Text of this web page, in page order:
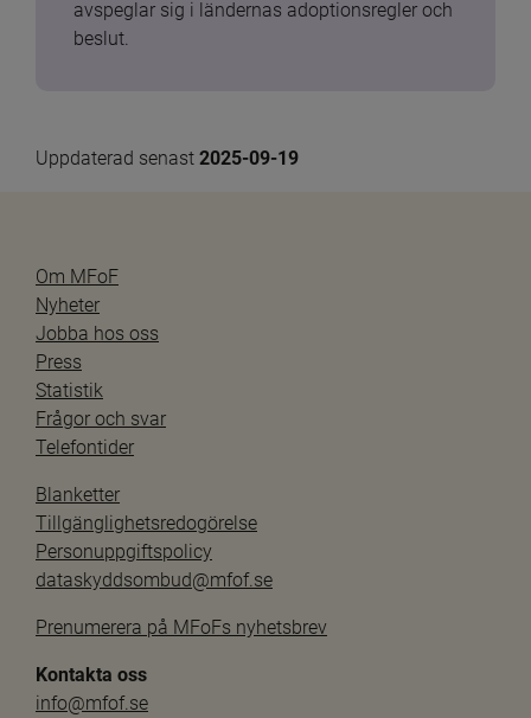
avspeglar sig i ländernas adoptionsregler och
beslut.
Uppdaterad senast 2025-09-19
Om MFoF
Nyheter
Jobba hos oss
Press
Statistik
Frågor och svar
Telefontider
Blanketter
Tillgänglighetsredogörelse
Personuppgiftspolicy
dataskyddsombud@mfof.se
Prenumerera på MFoFs nyhetsbrev
Kontakta oss
info@mfof.se